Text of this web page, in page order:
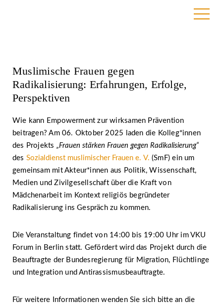
Muslimische Frauen gegen
Radikalisierung: Erfahrungen, Erfolge,
Perspektiven
Wie kann Empowerment zur wirksamen Prävention
beitragen? Am 06. Oktober 2025 laden die Kolleg*innen
des Projekts „Frauen stärken Frauen gegen Radikalisierung“
des Sozialdienst muslimischer Frauen e. V. (SmF) ein um
gemeinsam mit Akteur*innen aus Politik, Wissenschaft,
Medien und Zivilgesellschaft über die Kraft von
Mädchenarbeit im Kontext religiös begründeter
Radikalisierung ins Gespräch zu kommen.
Die Veranstaltung findet von 14:00 bis 19:00 Uhr im VKU
Forum in Berlin statt. Gefördert wird das Projekt durch die
Beauftragte der Bundesregierung für Migration, Flüchtlinge
und Integration und Antirassismusbeauftragte.
Für weitere Informationen wenden Sie sich bitte an die